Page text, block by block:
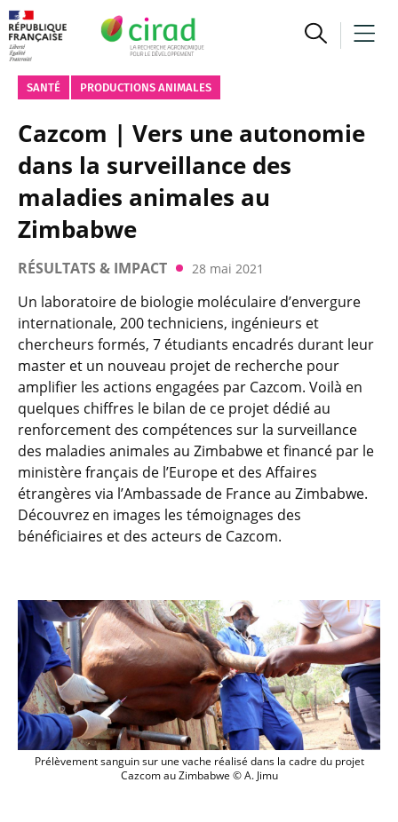
SANTÉ PRODUCTIONS ANIMALES
Cazcom | Vers une autonomie
dans la surveillance des
maladies animales au
Zimbabwe
RÉSULTATS & IMPACT 28 mai 2021
Un laboratoire de biologie moléculaire d’envergure
internationale, 200 techniciens, ingénieurs et
chercheurs formés, 7 étudiants encadrés durant leur
master et un nouveau projet de recherche pour
amplifier les actions engagées par Cazcom. Voilà en
quelques chiffres le bilan de ce projet dédié au
renforcement des compétences sur la surveillance
des maladies animales au Zimbabwe et financé par le
ministère français de l’Europe et des Affaires
étrangères via l’Ambassade de France au Zimbabwe.
Découvrez en images les témoignages des
bénéficiaires et des acteurs de Cazcom.
Prélèvement sanguin sur une vache
Prélèvement sanguin sur une vache réalisé dans la cadre du projet
Cazcom au Zimbabwe © A. Jimu